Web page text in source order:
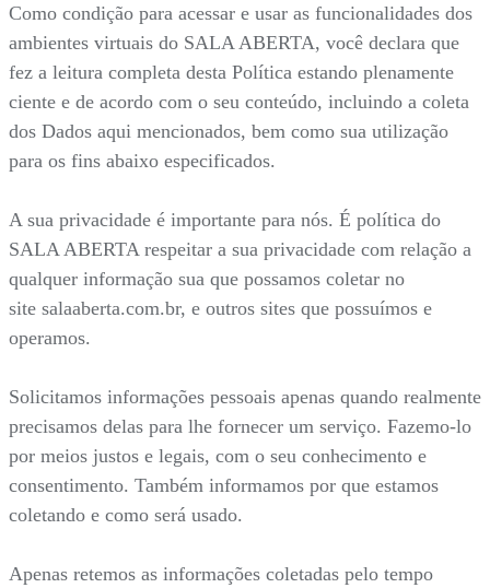
Como condição para acessar e usar as funcionalidades dos
ambientes virtuais do SALA ABERTA, você declara que
fez a leitura completa desta Política estando plenamente
ciente e de acordo com o seu conteúdo, incluindo a coleta
dos Dados aqui mencionados, bem como sua utilização
para os fins abaixo especificados.
A sua privacidade é importante para nós. É política do
SALA ABERTA respeitar a sua privacidade com relação a
qualquer informação sua que possamos coletar no
site salaaberta.com.br, e outros sites que possuímos e
operamos.
Solicitamos informações pessoais apenas quando realmente
precisamos delas para lhe fornecer um serviço. Fazemo-lo
por meios justos e legais, com o seu conhecimento e
consentimento. Também informamos por que estamos
coletando e como será usado.
Apenas retemos as informações coletadas pelo tempo